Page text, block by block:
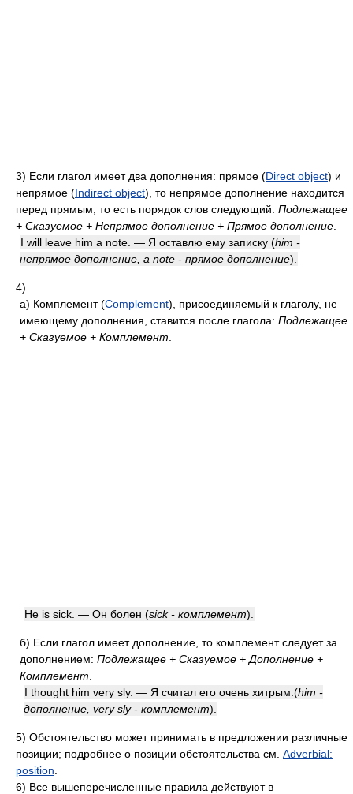
3) Если глагол имеет два дополнения: прямое (Direct object) и
непрямое (Indirect object), то непрямое дополнение находится
перед прямым, то есть порядок слов следующий: Подлежащее
+ Сказуемое + Непрямое дополнение + Прямое дополнение
I will leave him a note. — Я оставлю ему записку (him -
непрямое дополнение, a note - прямое дополнение)
4)
а) Комплемент (Complement), присоединяемый к глаголу, не
имеющему дополнения, ставится после глагола: Подлежащее
+ Сказуемое + Комплемент
He is sick. — Он болен (sick - комплемент)
б) Если глагол имеет дополнение, то комплемент следует за
дополнением: Подлежащее + Сказуемое + Дополнение +
Комплемент
I thought him very sly. — Я считал его очень хитрым. (him -
дополнение, very sly - комплемент)
5) Обстоятельство может принимать в предложении различные
позиции; подробнее о позиции обстоятельства см. Adverbial:
position
6) Все вышеперечисленные правила действуют в